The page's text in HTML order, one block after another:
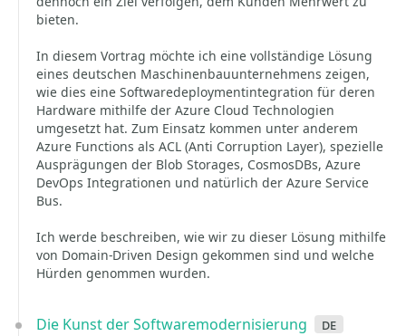
bieten.
In diesem Vortrag möchte ich eine vollständige Lösung
eines deutschen Maschinenbauunternehmens zeigen,
wie dies eine Softwaredeploymentintegration für deren
Hardware mithilfe der Azure Cloud Technologien
umgesetzt hat. Zum Einsatz kommen unter anderem
Azure Functions als ACL (Anti Corruption Layer), spezielle
Ausprägungen der Blob Storages, CosmosDBs, Azure
DevOps Integrationen und natürlich der Azure Service
Bus.
Ich werde beschreiben, wie wir zu dieser Lösung mithilfe
von Domain-Driven Design gekommen sind und welche
Hürden genommen wurden.
Die Kunst der Softwaremodernisierung de